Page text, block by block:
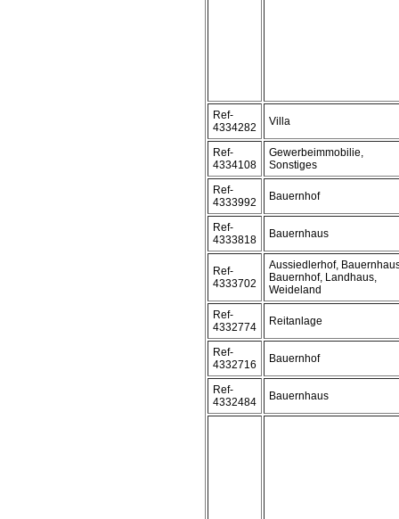
Ref-
4334282
Villa
Ref-
4334108
Gewerbeimmobilie,
Sonstiges
Ref-
4333992
Bauernhof
Ref-
4333818
Bauernhaus
Ref-
4333702
Aussiedlerhof,
Bauernhof, Landhaus,
Weideland
Ref-
4332774
Reitanlage
Ref-
4332716
Bauernhof
Ref-
4332484
Bauernhaus